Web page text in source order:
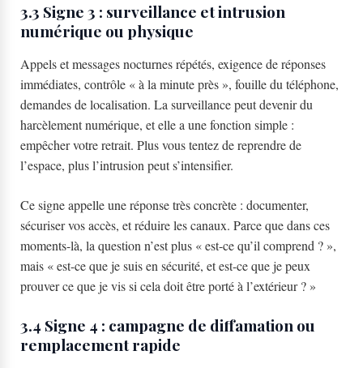
3.3 Signe 3 : surveillance et intrusion
numérique ou physique
Appels et messages nocturnes répétés, exigence de réponses
immédiates, contrôle « à la minute près », fouille du téléphone,
demandes de localisation. La surveillance peut devenir du
harcèlement numérique, et elle a une fonction simple :
empêcher votre retrait. Plus vous tentez de reprendre de
l’espace, plus l’intrusion peut s’intensifier.
Ce signe appelle une réponse très concrète : documenter,
sécuriser vos accès, et réduire les canaux. Parce que dans ces
moments-là, la question n’est plus « est-ce qu’il comprend ? »,
mais « est-ce que je suis en sécurité, et est-ce que je peux
prouver ce que je vis si cela doit être porté à l’extérieur ? »
3.4 Signe 4 : campagne de diffamation ou
remplacement rapide